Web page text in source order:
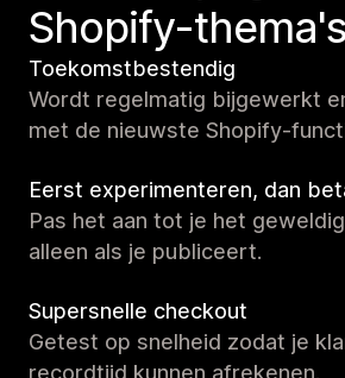
Shopify-thema's
Toekomstbestendig
Wordt regelmatig bijgewerkt
met de nieuwste Shopify-
Eerst experimenteren, dan
Pas het aan tot je het
alleen als je publiceert.
Supersnelle checkout
Getest op snelheid zodat je
recordtijd kunnen afrekenen.